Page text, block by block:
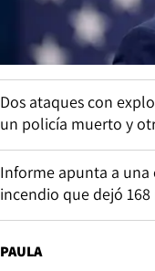
Dos ataques con
un policía muerto y
Informe apunta a
incendio que dejó
PAULA